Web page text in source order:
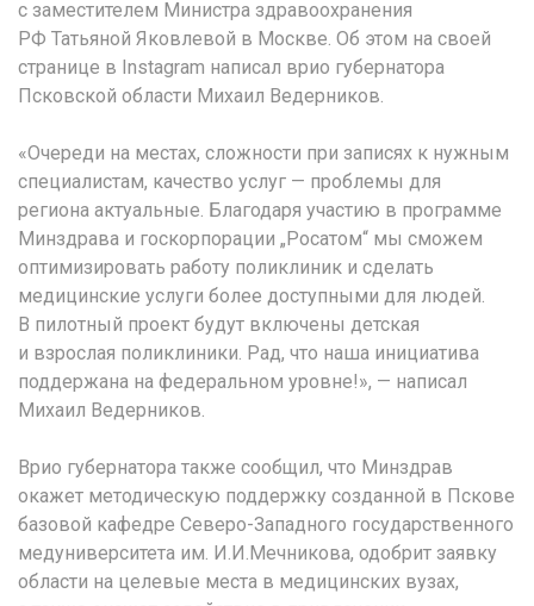
с заместителем Министра здравоохранения
РФ Татьяной Яковлевой в Москве. Об этом на своей
странице в Instagram написал врио губернатора
Псковской области Михаил Ведерников.
«Очереди на местах, сложности при записях к нужным
специалистам, качество услуг — проблемы для
региона актуальные. Благодаря участию в программе
Минздрава и госкорпорации „Росатом“ мы сможем
оптимизировать работу поликлиник и сделать
медицинские услуги более доступными для людей.
В пилотный проект будут включены детская
и взрослая поликлиники. Рад, что наша инициатива
поддержана на федеральном уровне!», — написал
Михаил Ведерников.
Врио губернатора также сообщил, что Минздрав
окажет методическую поддержку созданной в Пскове
базовой кафедре Северо-Западного государственного
медуниверситета им. И.И.Мечникова, одобрит заявку
области на целевые места в медицинских вузах,